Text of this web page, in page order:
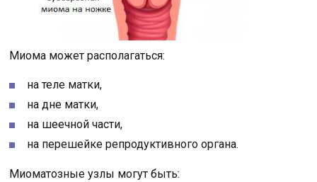
Миома может располагаться:
на теле матки,
на дне матки,
на шеечной части,
на перешейке репродуктивного органа.
Миоматозные узлы могут быть: